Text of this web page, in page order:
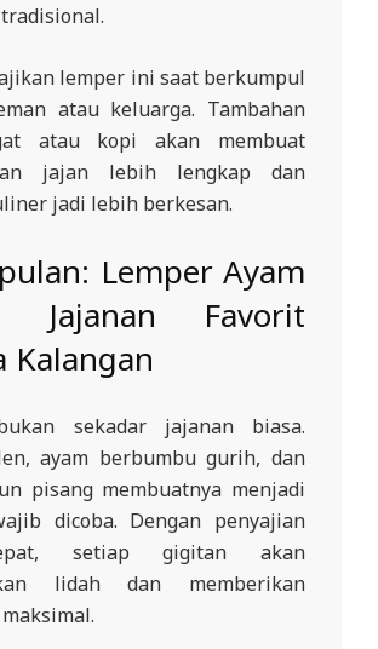
lemper ini saat berkumpul
atau keluarga. Tambahan
atau kopi akan membuat
jajan lebih lengkap dan
jadi lebih berkesan.
Lemper Ayam
Jajanan Favorit
Kalangan
sekadar jajanan biasa.
ayam berbumbu gurih, dan
pisang membuatnya menjadi
dicoba. Dengan penyajian
setiap gigitan akan
lidah dan memberikan